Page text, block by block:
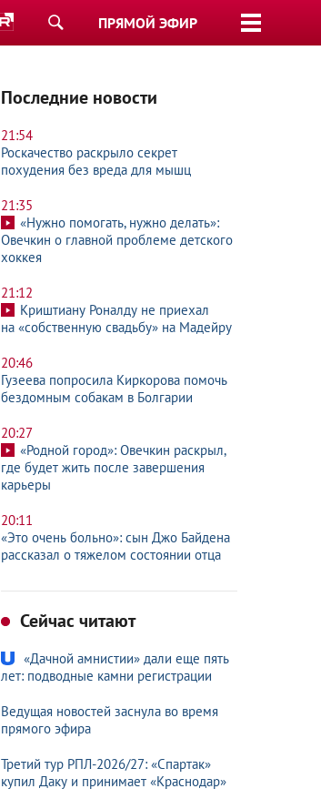
ПРЯМОЙ ЭФИР
Последние новости
21:54
Роскачество раскрыло секрет
похудения без вреда для мышц
21:35
«Нужно помогать, нужно делать»:
Овечкин о главной проблеме детского
хоккея
21:12
Криштиану Роналду не приехал
на «собственную свадьбу» на Мадейру
20:46
Гузеева попросила Киркорова помочь
бездомным собакам в Болгарии
20:27
«Родной город»: Овечкин раскрыл,
где будет жить после завершения
карьеры
20:11
«Это очень больно»: сын Джо Байдена
рассказал о тяжелом состоянии отца
Сейчас читают
«Дачной амнистии» дали еще пять
лет: подводные камни регистрации
Ведущая новостей заснула во время
прямого эфира
Третий тур РПЛ-2026/27: «Спартак»
купил Даку и принимает «Краснодар»